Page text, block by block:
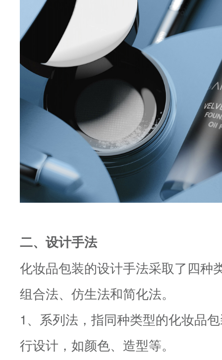
二、设计手法
化妆品包装的设计手法采取了四种
组合法、仿生法和简化法。
1、系列法，指同种类型的化妆品
行设计，如颜色、造型等。